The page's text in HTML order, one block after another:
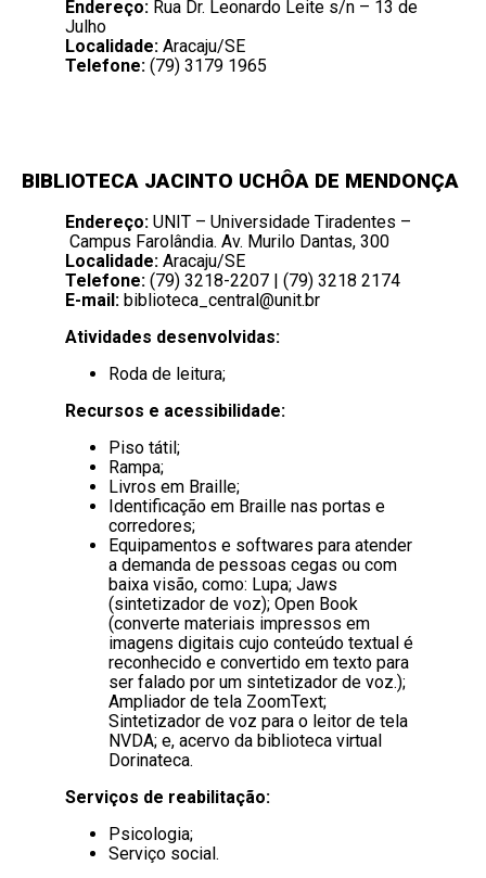
Endereço: Rua Dr. Leonardo Leite s/n – 13 de
Julho
Localidade: Aracaju/SE
Telefone: (79) 3179 1965
BIBLIOTECA JACINTO UCHÔA DE MENDONÇA
Endereço: UNIT – Universidade Tiradentes –
Campus Farolândia. Av. Murilo Dantas, 300
Localidade: Aracaju/SE
Telefone: (79) 3218-2207 | (79) 3218 2174
E-mail: biblioteca_central@unit.br
Atividades desenvolvidas:
Roda de leitura;
Recursos e acessibilidade:
Piso tátil;
Rampa;
Livros em Braille;
Identificação em Braille nas portas e
corredores;
Equipamentos e softwares para atender
a demanda de pessoas cegas ou com
baixa visão, como: Lupa; Jaws
(sintetizador de voz); Open Book
(converte materiais impressos em
imagens digitais cujo conteúdo textual é
reconhecido e convertido em texto para
ser falado por um sintetizador de voz.);
Ampliador de tela ZoomText;
Sintetizador de voz para o leitor de tela
NVDA; e, acervo da biblioteca virtual
Dorinateca.
Serviços de reabilitação:
Psicologia;
Serviço social.